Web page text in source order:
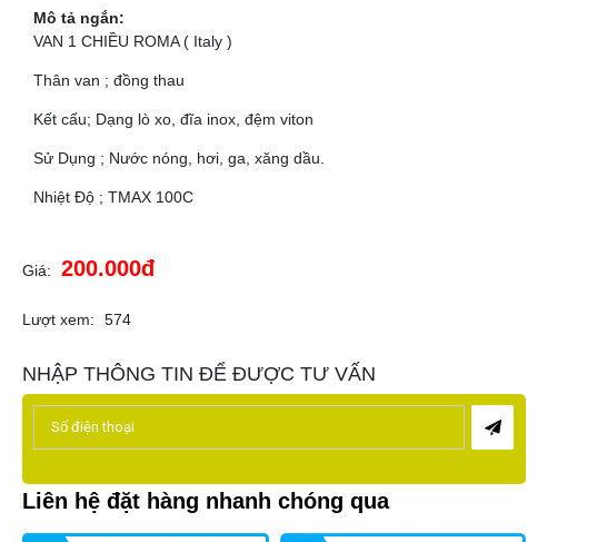
Mô tả ngắn:
VAN 1 CHIỀU ROMA ( Italy )
Thân van ; đồng thau
Kết cấu; Dạng lò xo, đĩa inox, đệm viton
Sử Dụng ; Nước nóng, hơi, ga, xăng dầu.
Nhiệt Độ ; TMAX 100C
Giá: 200.000đ
Lượt xem: 574
NHẬP THÔNG TIN ĐỂ ĐƯỢC TƯ VẤN
Liên hệ đặt hàng nhanh chóng qua